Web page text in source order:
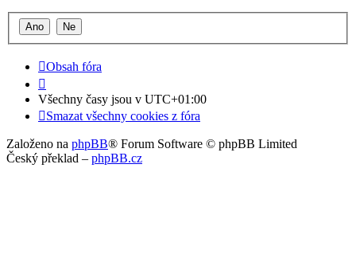
Obsah fóra
Všechny časy jsou v UTC+01:00
Smazat všechny cookies z fóra
Založeno na phpBB® Forum Software © phpBB Limited
Český překlad – phpBB.cz